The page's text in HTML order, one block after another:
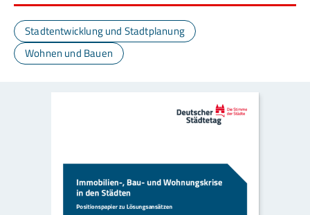
Stadtentwicklung und Stadtplanung
Wohnen und Bauen